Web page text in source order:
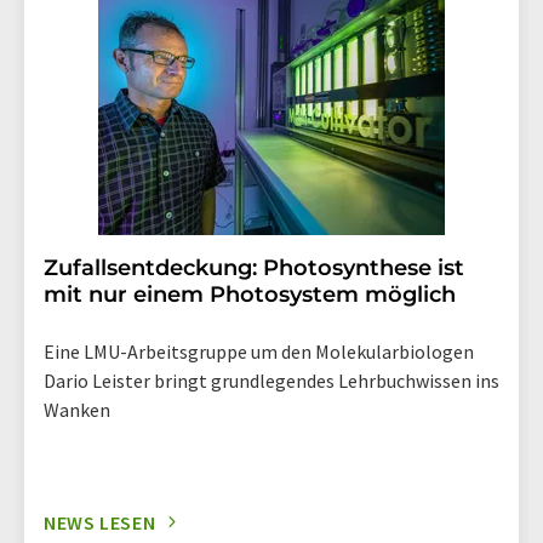
widerruf@lumitos.com
mit Wirkung für die Zukunft
widerrufen. Zudem ist in jeder E-Mail ein Link zur
Abbestellung des entsprechenden Newsletters
enthalten.
Zufallsentdeckung: Photosynthese ist
mit nur einem Photosystem möglich
Eine LMU-Arbeitsgruppe um den Molekularbiologen
Dario Leister bringt grundlegendes Lehrbuchwissen ins
Wanken
NEWS LESEN